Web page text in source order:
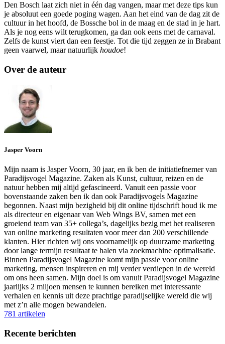
Den Bosch laat zich niet in één dag vangen, maar met deze tips kun
je absoluut een goede poging wagen. Aan het eind van de dag zit de
cultuur in het hoofd, de Bossche bol in de maag en de stad in je hart.
Als je nog eens wilt terugkomen, ga dan ook eens met de carnaval.
Zelfs de kunst viert dan een feestje. Tot die tijd zeggen ze in Brabant
geen vaarwel, maar natuurlijk houdoe!
Over de auteur
Jasper Voorn
Mijn naam is Jasper Voorn, 30 jaar, en ik ben de initiatiefnemer van
Paradijsvogel Magazine. Zaken als Kunst, cultuur, reizen en de
natuur hebben mij altijd gefascineerd. Vanuit een passie voor
bovenstaande zaken ben ik dan ook Paradijsvogels Magazine
begonnen. Naast mijn bezigheid bij dit online tijdschrift houd ik me
als directeur en eigenaar van Web Wings BV, samen met een
groeiend team van 35+ collega’s, dagelijks bezig met het realiseren
van online marketing resultaten voor meer dan 200 verschillende
klanten. Hier richten wij ons voornamelijk op duurzame marketing
door lange termijn resultaat te halen via zoekmachine optimalisatie.
Binnen Paradijsvogel Magazine komt mijn passie voor online
marketing, mensen inspireren en mij verder verdiepen in de wereld
om ons heen samen. Mijn doel is om vanuit Paradijsvogel Magazine
jaarlijks 2 miljoen mensen te kunnen bereiken met interessante
verhalen en kennis uit deze prachtige paradijselijke wereld die wij
met z’n alle mogen bewandelen.
781 artikelen
Recente berichten